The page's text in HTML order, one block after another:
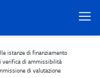
delle istanze di
istanze di finanziamento
verifica di ammissibilità
di valutazione